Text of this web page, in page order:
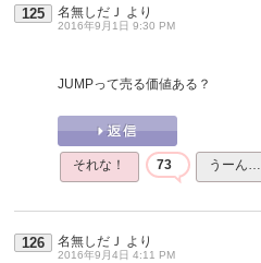
125 名無しだＪ より
2016年9月1日 9:30 PM
JUMPって売る価値ある？
それな！ 73 うーん…
126 名無しだＪ より
2016年9月4日 4:11 PM